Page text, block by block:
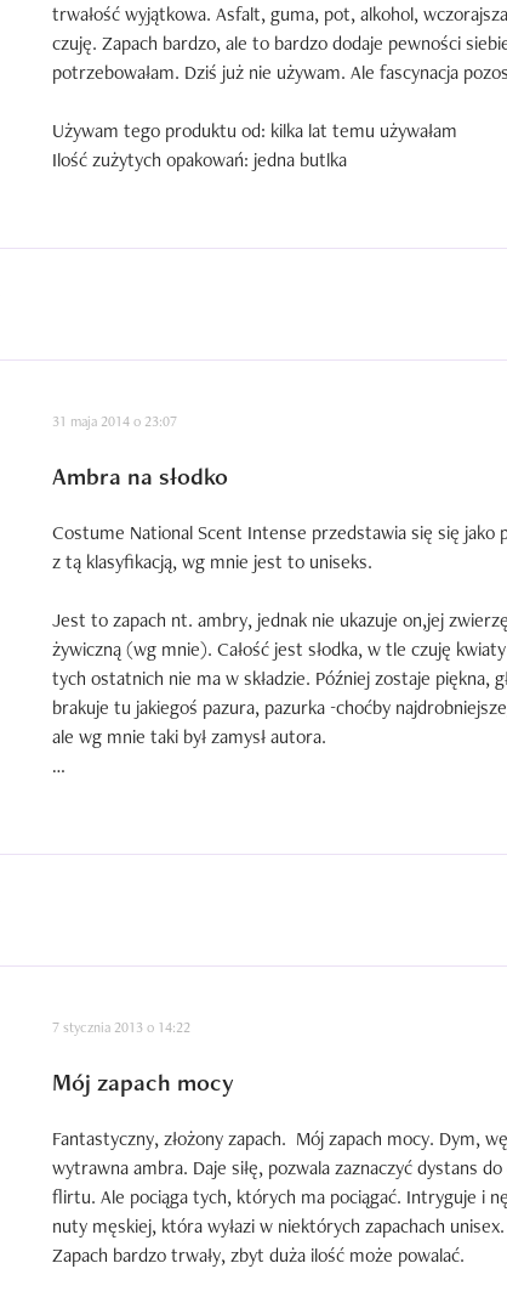
trwałość wyjątkowa. Asfalt, guma, pot, alkohol,
czuję. Zapach bardzo, ale to bardzo dodaje pewności
potrzebowałam. Dziś już nie używam. Ale fascynacja
Używam tego produktu od: kilka lat temu używałam
Ilość zużytych opakowań: jedna butlka
31 maja 2014 o 23:07
Ambra na słodko
Costume National Scent Intense przedstawia się się jako
z tą klasyfikacją, wg mnie jest to uniseks.
Jest to zapach nt. ambry, jednak nie ukazuje on,jej
żywiczną (wg mnie). Całość jest słodka, w tle czuję
tych ostatnich nie ma w składzie. Później zostaje piękna,
brakuje tu jakiegoś pazura, pazurka -choćby
ale wg mnie taki był zamysł autora.
Scent Intense mnie urzekł. Na tyle, że rozważam zakup
7 stycznia 2013 o 14:22
Mój zapach mocy
Fantastyczny, złożony zapach.  Mój zapach mocy. Dym,
wytrawna ambra. Daje siłę, pozwala zaznaczyć dystans
flirtu. Ale pociąga tych, których ma pociągać. Intryguje i
nuty męskiej, która wyłazi w niektórych zapachach unisex.
Zapach bardzo trwały, zbyt duża ilość może powalać.